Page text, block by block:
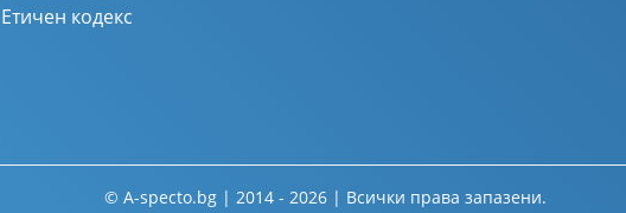
Етичен кодекс
© A-specto.bg | 2014 - 2026 | Всички права запазени.